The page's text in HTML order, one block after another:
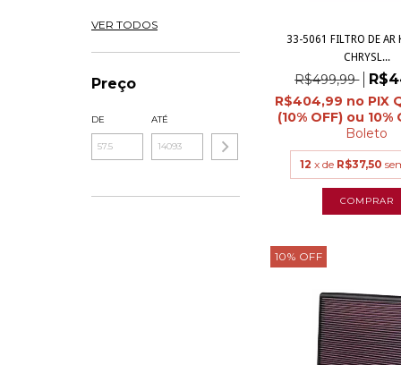
VER TODOS
Preço
DE ATÉ
33-5061 FILTRO DE AR
CHRYSL...
R$499,99
R$404,99
Boleto
12 x de R$37,50
10% OFF